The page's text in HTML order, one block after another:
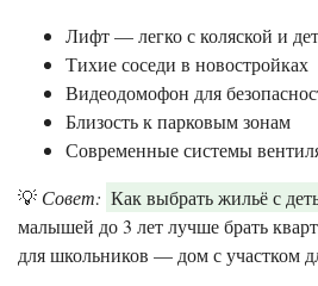
Лифт — легко с коляской и
Тихие соседи в новостройках
Видеодомофон для
Близость к парковым зонам
Современные системы
💡 Совет: Как выбрать жильё с
малышей до 3 лет лучше брать
для школьников — дом с участком